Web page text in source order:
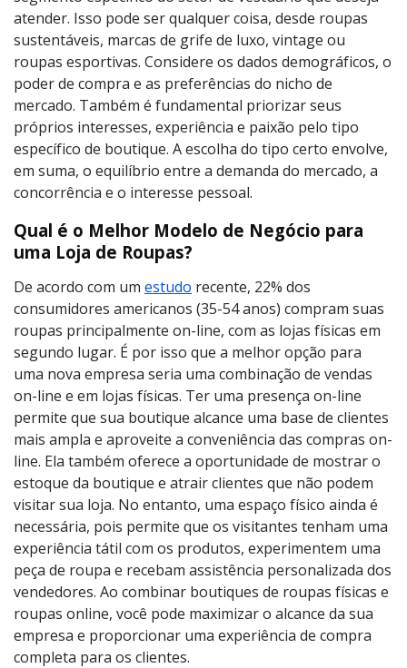
atender. Isso pode ser qualquer coisa, desde roupas
sustentáveis, marcas de grife de luxo, vintage ou
roupas esportivas. Considere os dados demográficos, o
poder de compra e as preferências do nicho de
mercado. Também é fundamental priorizar seus
próprios interesses, experiência e paixão pelo tipo
específico de boutique. A escolha do tipo certo envolve,
em suma, o equilíbrio entre a demanda do mercado, a
concorrência e o interesse pessoal.
Qual é o Melhor Modelo de Negócio para
uma Loja de Roupas?
De acordo com um estudo recente, 22% dos
consumidores americanos (35-54 anos) compram suas
roupas principalmente on-line, com as lojas físicas em
segundo lugar. É por isso que a melhor opção para
uma nova empresa seria uma combinação de vendas
on-line e em lojas físicas. Ter uma presença on-line
permite que sua boutique alcance uma base de clientes
mais ampla e aproveite a conveniência das compras on-
line. Ela também oferece a oportunidade de mostrar o
estoque da boutique e atrair clientes que não podem
visitar sua loja. No entanto, uma espaço físico ainda é
necessária, pois permite que os visitantes tenham uma
experiência tátil com os produtos, experimentem uma
peça de roupa e recebam assistência personalizada dos
vendedores. Ao combinar boutiques de roupas físicas e
roupas online, você pode maximizar o alcance da sua
empresa e proporcionar uma experiência de compra
completa para os clientes.